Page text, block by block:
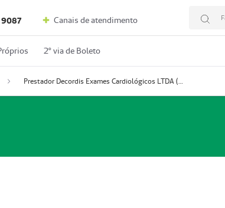
Canais de atendimento
2º via de Boleto
Prestador Decordis Exames Cardiológicos LTDA (51004346-0)